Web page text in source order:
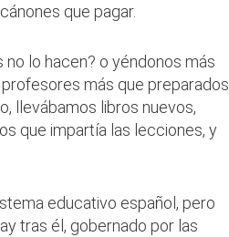
que pagar.
no lo hacen? o yéndonos más
más que preparados
llevábamos libros nuevos,
que impartía las lecciones, y
educativo español, pero
tras él, gobernado por las